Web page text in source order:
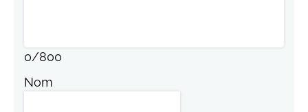
0/800
Nom